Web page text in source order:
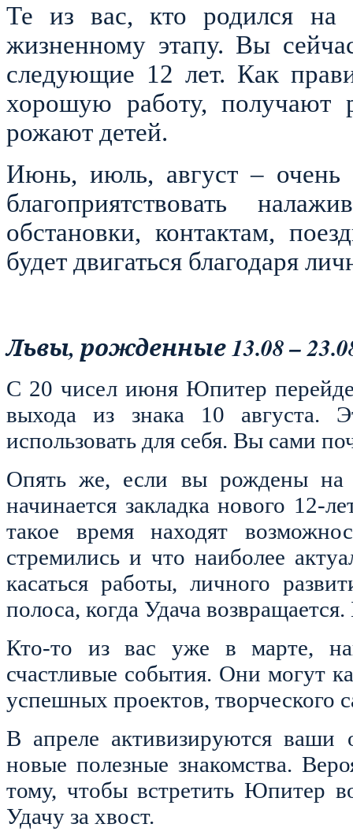
Те из вас, кто родился на
жизненному этапу. Вы
следующие 12 лет. Как
хорошую работу, получают
рожают детей.
Июнь, июль, август – очень
благоприятствовать
обстановки, контактам,
будет двигаться благодаря
Львы, рожденные 13.08 –
С 20 чисел июня Юпитер
выхода из знака 10 августа.
использовать для себя. Вы сами
Опять же, если вы рождены на
начинается закладка нового 12-
такое время находят
стремились и что наиболее
касаться работы, личного
полоса, когда Удача
Кто-то из вас уже в марте,
счастливые события. Они могут
успешных проектов, творческого
В апреле активизируются ваши
новые полезные знакомства.
тому, чтобы встретить Юпитер
Удачу за хвост.